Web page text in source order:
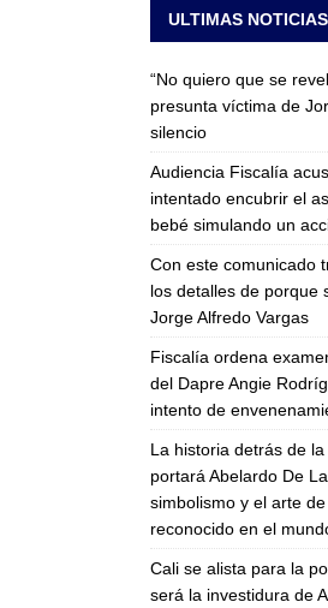
ULTIMAS NOTICIAS
“No quiero que se
presunta víctima de
silencio
Audiencia Fiscalía
intentado encubrir el
bebé simulando un
Con este comunicado
los detalles de porque
Jorge Alfredo Vargas
Fiscalía ordena
del Dapre Angie
intento de
La historia detrás de
portará Abelardo De
simbolismo y el arte
reconocido en el
Cali se alista para la
será la investidura de